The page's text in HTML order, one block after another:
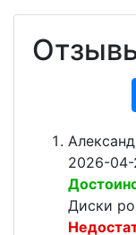
2026-
Диски